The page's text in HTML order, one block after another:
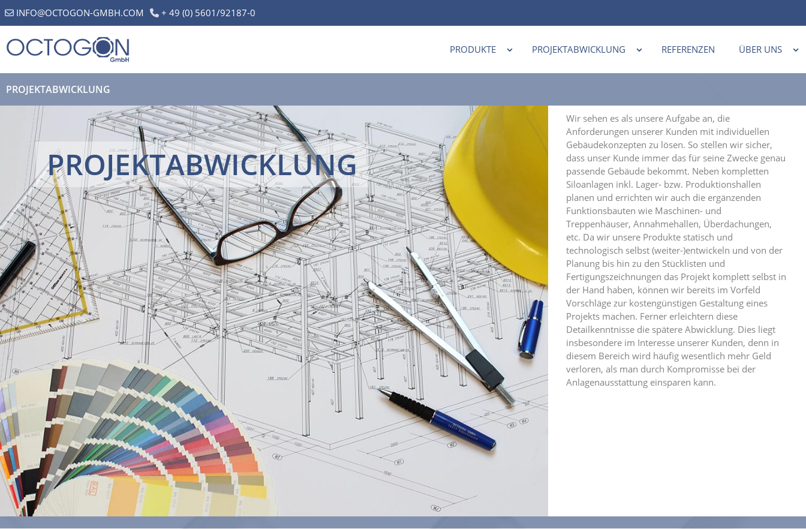
INFO@OCTOGON-GMBH.COM + 49 (0) 5601/92187-0
PRODUKTE PROJEKTABWICKLUNG REFERENZEN ÜBER UNS
PROJEKTABWICKLUNG
PROJEKTABWICKLUNG
Wir sehen es als unsere Aufgabe an, die
Anforderungen unserer Kunden mit individuellen
Gebäudekonzepten zu lösen. So stellen wir sicher,
dass unser Kunde immer das für seine Zwecke genau
passende Gebäude bekommt. Neben kompletten
Siloanlagen inkl. Lager- bzw. Produktionshallen
planen und errichten wir auch die ergänzenden
Funktionsbauten wie Maschinen- und
Treppenhäuser, Annahmehallen, Überdachungen,
etc. Da wir unsere Produkte statisch und
technologisch selbst (weiter-)entwickeln und von der
Planung bis hin zu den Stücklisten und
Fertigungszeichnungen das Projekt komplett selbst in
der Hand haben, können wir bereits im Vorfeld
Vorschläge zur kostengünstigen Gestaltung eines
Projekts machen. Ferner erleichtern diese
Detailkenntnisse die spätere Abwicklung. Dies liegt
insbesondere im Interesse unserer Kunden, denn in
diesem Bereich wird häufig wesentlich mehr Geld
verloren, als man durch Kompromisse bei der
Anlagenausstattung einsparen kann.